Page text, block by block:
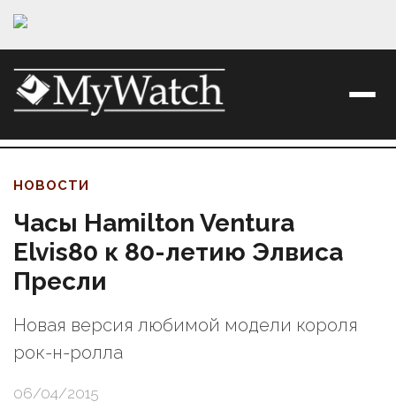
НОВОСТИ
Часы Hamilton Ventura
Elvis80 к 80-летию Элвиса
Пресли
Новая версия любимой модели короля
рок-н-ролла
06/04/2015